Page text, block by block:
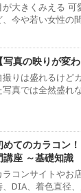
が大きくみえる
、今や若い女性の
【写真の映りが変
撮りは盛れるけど
写真では全然盛れ
めてのカラコン
講座 ～基礎知識
ラコンサイトやお
、DIA、着色直径